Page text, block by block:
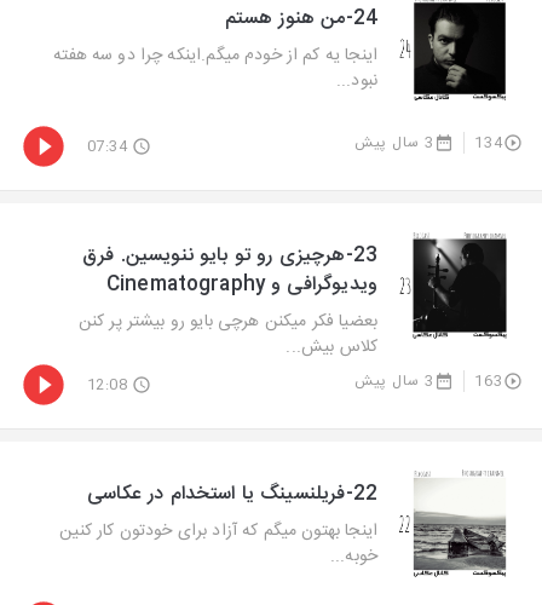
24-من هنوز هستم
اینجا یه کم از خودم میگم.اینکه چرا دو سه هفته
نبود...
134 3 سال پیش 07:34
23-هرچیزی رو تو بایو ننویسین. فرق
ویدیوگرافی و Cinematography
بعضیا فکر میکنن هرچی بایو رو بیشتر پر کنن
کلاس بیش...
163 3 سال پیش 12:08
22-فریلنسینگ یا استخدام در عکاسی
اینجا بهتون میگم که آزاد برای خودتون کار کنین
خوبه...